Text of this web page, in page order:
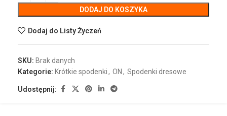
DODAJ DO KOSZYKA
Dodaj do Listy Życzeń
SKU: Brak danych
Kategorie: Krótkie spodenki, ON , Spodenki dresowe
Udostępnij: